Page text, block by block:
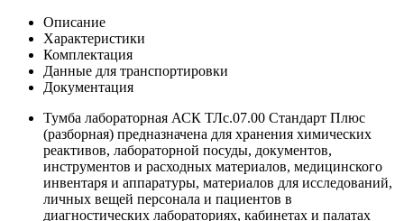
Описание
Характеристики
Комплектация
Данные для транспортировки
Документация
Тумба лабораторная АСК ТЛс.07.00 Стандарт Плюс
(разборная) предназначена для хранения химических
реактивов, лабораторной посуды, документов,
инструментов и расходных материалов, медицинского
инвентаря и аппаратуры, материалов для исследований,
личных вещей персонала и пациентов в
диагностических лабораториях, кабинетах и палатах